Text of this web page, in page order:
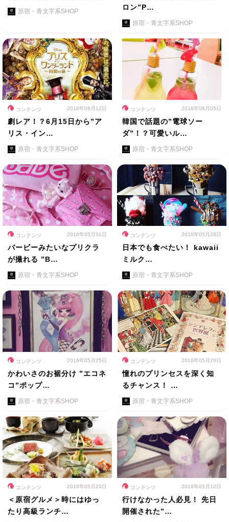
原宿・青文字系SHOP
ロン”P…
原宿・青文字系SHOP
コンテンツ 2016年06月12日
劇レア！？6月15日から”ア
リス・イン…
原宿・青文字系SHOP
コンテンツ 2016年06月05日
韓国で話題の”電球ソー
ダ”！？可愛いル…
原宿・青文字系SHOP
コンテンツ 2016年05月31日
バービーみたいなプリクラ
が撮れる ”B…
原宿・青文字系SHOP
コンテンツ 2016年05月28日
日本でも食べたい！ kawaii
ミルク…
原宿・青文字系SHOP
コンテンツ 2016年05月25日
かわいさのお裾分け ”エコネ
コ”ポップ…
原宿・青文字系SHOP
コンテンツ 2016年05月20日
憧れのプリンセスを深く知
るチャンス！ …
原宿・青文字系SHOP
コンテンツ 2016年05月20日
＜原宿グルメ＞時にはゆっ
たり高級ランチ…
コンテンツ 2016年05月12日
行けなかった人必見！ 先日
開催された”…